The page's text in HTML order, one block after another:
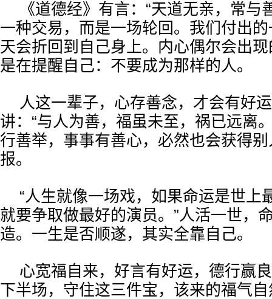
《道德经》有言：“天道无亲，常与
一种交易，而是一场轮回。我们付出
天会折回到自己身上。内心偶尔会出
是在提醒自己：不要成为那样的人。
人这一辈子，心存善念，才会有好
讲：“与人为善，福虽未至，祸已远离
行善举，事事有善心，必然也会获得
报。
“人生就像一场戏，如果命运是世上
就要争取做最好的演员。”人活一世，
造。一生是否顺遂，其实全靠自己。
心宽福自来，好言有好运，德行赢
下半场，守住这三件宝，该来的福气